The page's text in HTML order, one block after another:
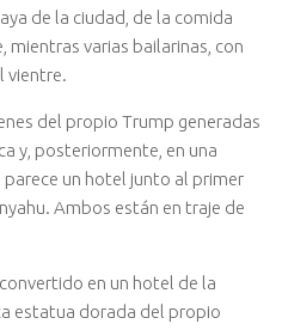
de la ciudad, de la comida
mientras varias bailarinas, con
vientre.
del propio Trump generadas
y, posteriormente, en una
parece un hotel junto al primer
Ambos están en traje de
en un hotel de la
estatua dorada del propio